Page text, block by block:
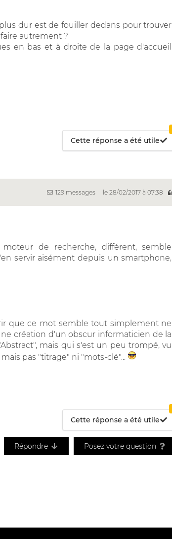
dur est de fouiller dedans pour trouver
autrement ?
en bas et à droite de la page d'accueil
Cette réponse a été utile
129 messages le 28/02/2017 à 07:38
de recherche, différent, semble
servir aisément depuis un smartphone,
que ce mot semble tout simplement ne
création d'un obscur informaticien de la
mais qui s'est un peu trompé, vu
mais pas "titrage" ni "mots-clé"...
Cette réponse a été utile
Répondre Posez votre question